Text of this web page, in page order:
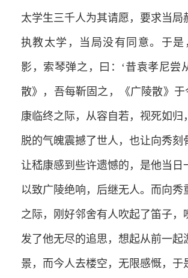
太学生三千人为其请愿，要求当局
执教太学，当局没有同意。于是
影，索琴弹之，曰：‘昔袁孝尼尝
散》，吾每靳固之，《广陵散》于
康临终之际，从容自若，视死如归
脱的气魄震撼了世人，也让向秀刻
让嵇康感到些许遗憾的，是他当日
以致广陵绝响，后继无人。而向秀
之际，刚好邻舍有人吹起了笛子，
发了他无尽的追思，想起从前一起
景，而今人去楼空，无限感慨，于